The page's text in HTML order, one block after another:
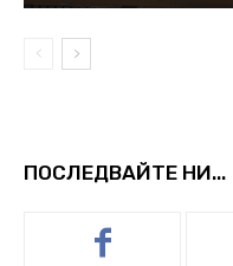
ПОСЛЕДВАЙТЕ НИ...